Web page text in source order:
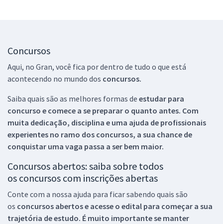
Concursos
Aqui, no Gran, você fica por dentro de tudo o que está
acontecendo no mundo dos concursos.
Saiba quais são as melhores formas de estudar para
concurso e comece a se preparar o quanto antes. Com
muita dedicação, disciplina e uma ajuda de profissionais
experientes no ramo dos concursos, a sua chance de
conquistar uma vaga passa a ser bem maior.
Concursos abertos: saiba sobre todos
os concursos com inscrições abertas
Conte com a nossa ajuda para ficar sabendo quais são
os concursos abertos e acesse o edital para começar a sua
trajetória de estudo. É muito importante se manter